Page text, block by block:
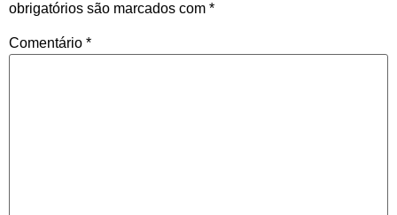
obrigatórios são marcados com *
Comentário *